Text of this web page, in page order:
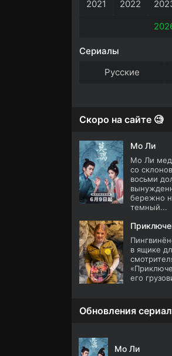
2021
2022
Сериалы
Русские
Скоро на сайте 🧐
Мо Ли
Мо Ли
со
восьми
бережно
темный...
в ящике
его
Обновления
Мо Ли